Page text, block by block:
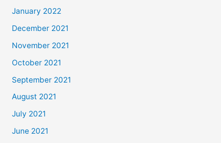
January 2022
December 2021
November 2021
October 2021
September 2021
August 2021
July 2021
June 2021